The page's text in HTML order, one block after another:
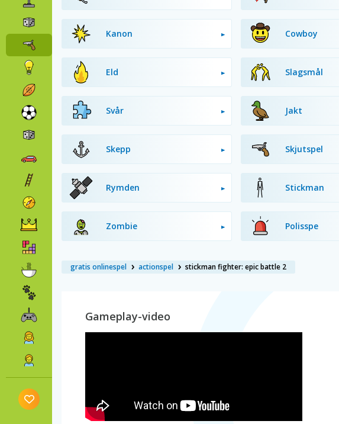
Kanon Cowboy
Eld Slagsmål
Svår Jakt
Skepp Skjutspel
Rymden Stickman
Zombie Polisspe
gratis onlinespel actionspel stickman fighter: epic battle 2
Gameplay-video